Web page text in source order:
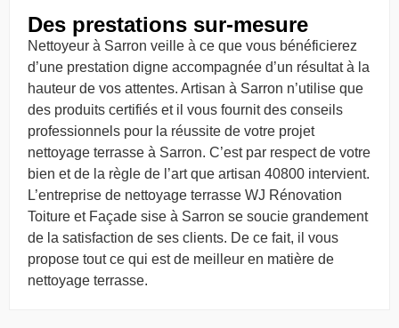
Des prestations sur-mesure
Nettoyeur à Sarron veille à ce que vous bénéficierez
d’une prestation digne accompagnée d’un résultat à la
hauteur de vos attentes. Artisan à Sarron n’utilise que
des produits certifiés et il vous fournit des conseils
professionnels pour la réussite de votre projet
nettoyage terrasse à Sarron. C’est par respect de votre
bien et de la règle de l’art que artisan 40800 intervient.
L’entreprise de nettoyage terrasse WJ Rénovation
Toiture et Façade sise à Sarron se soucie grandement
de la satisfaction de ses clients. De ce fait, il vous
propose tout ce qui est de meilleur en matière de
nettoyage terrasse.